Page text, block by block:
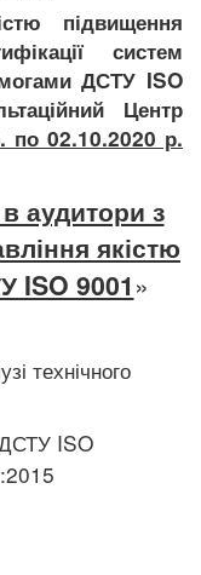
підвищення
систем
ДСТУ ISO
Центр
по 02.10.2020 р.
аудитори з
якістю
ISO 9001»
технічного
ДСТУ ISO